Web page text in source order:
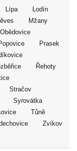
Lípa
Lodín
Mžany
Obědovice
Prasek
Řehoty
Stračov
Syrovátka
Tůně
Zvíkov